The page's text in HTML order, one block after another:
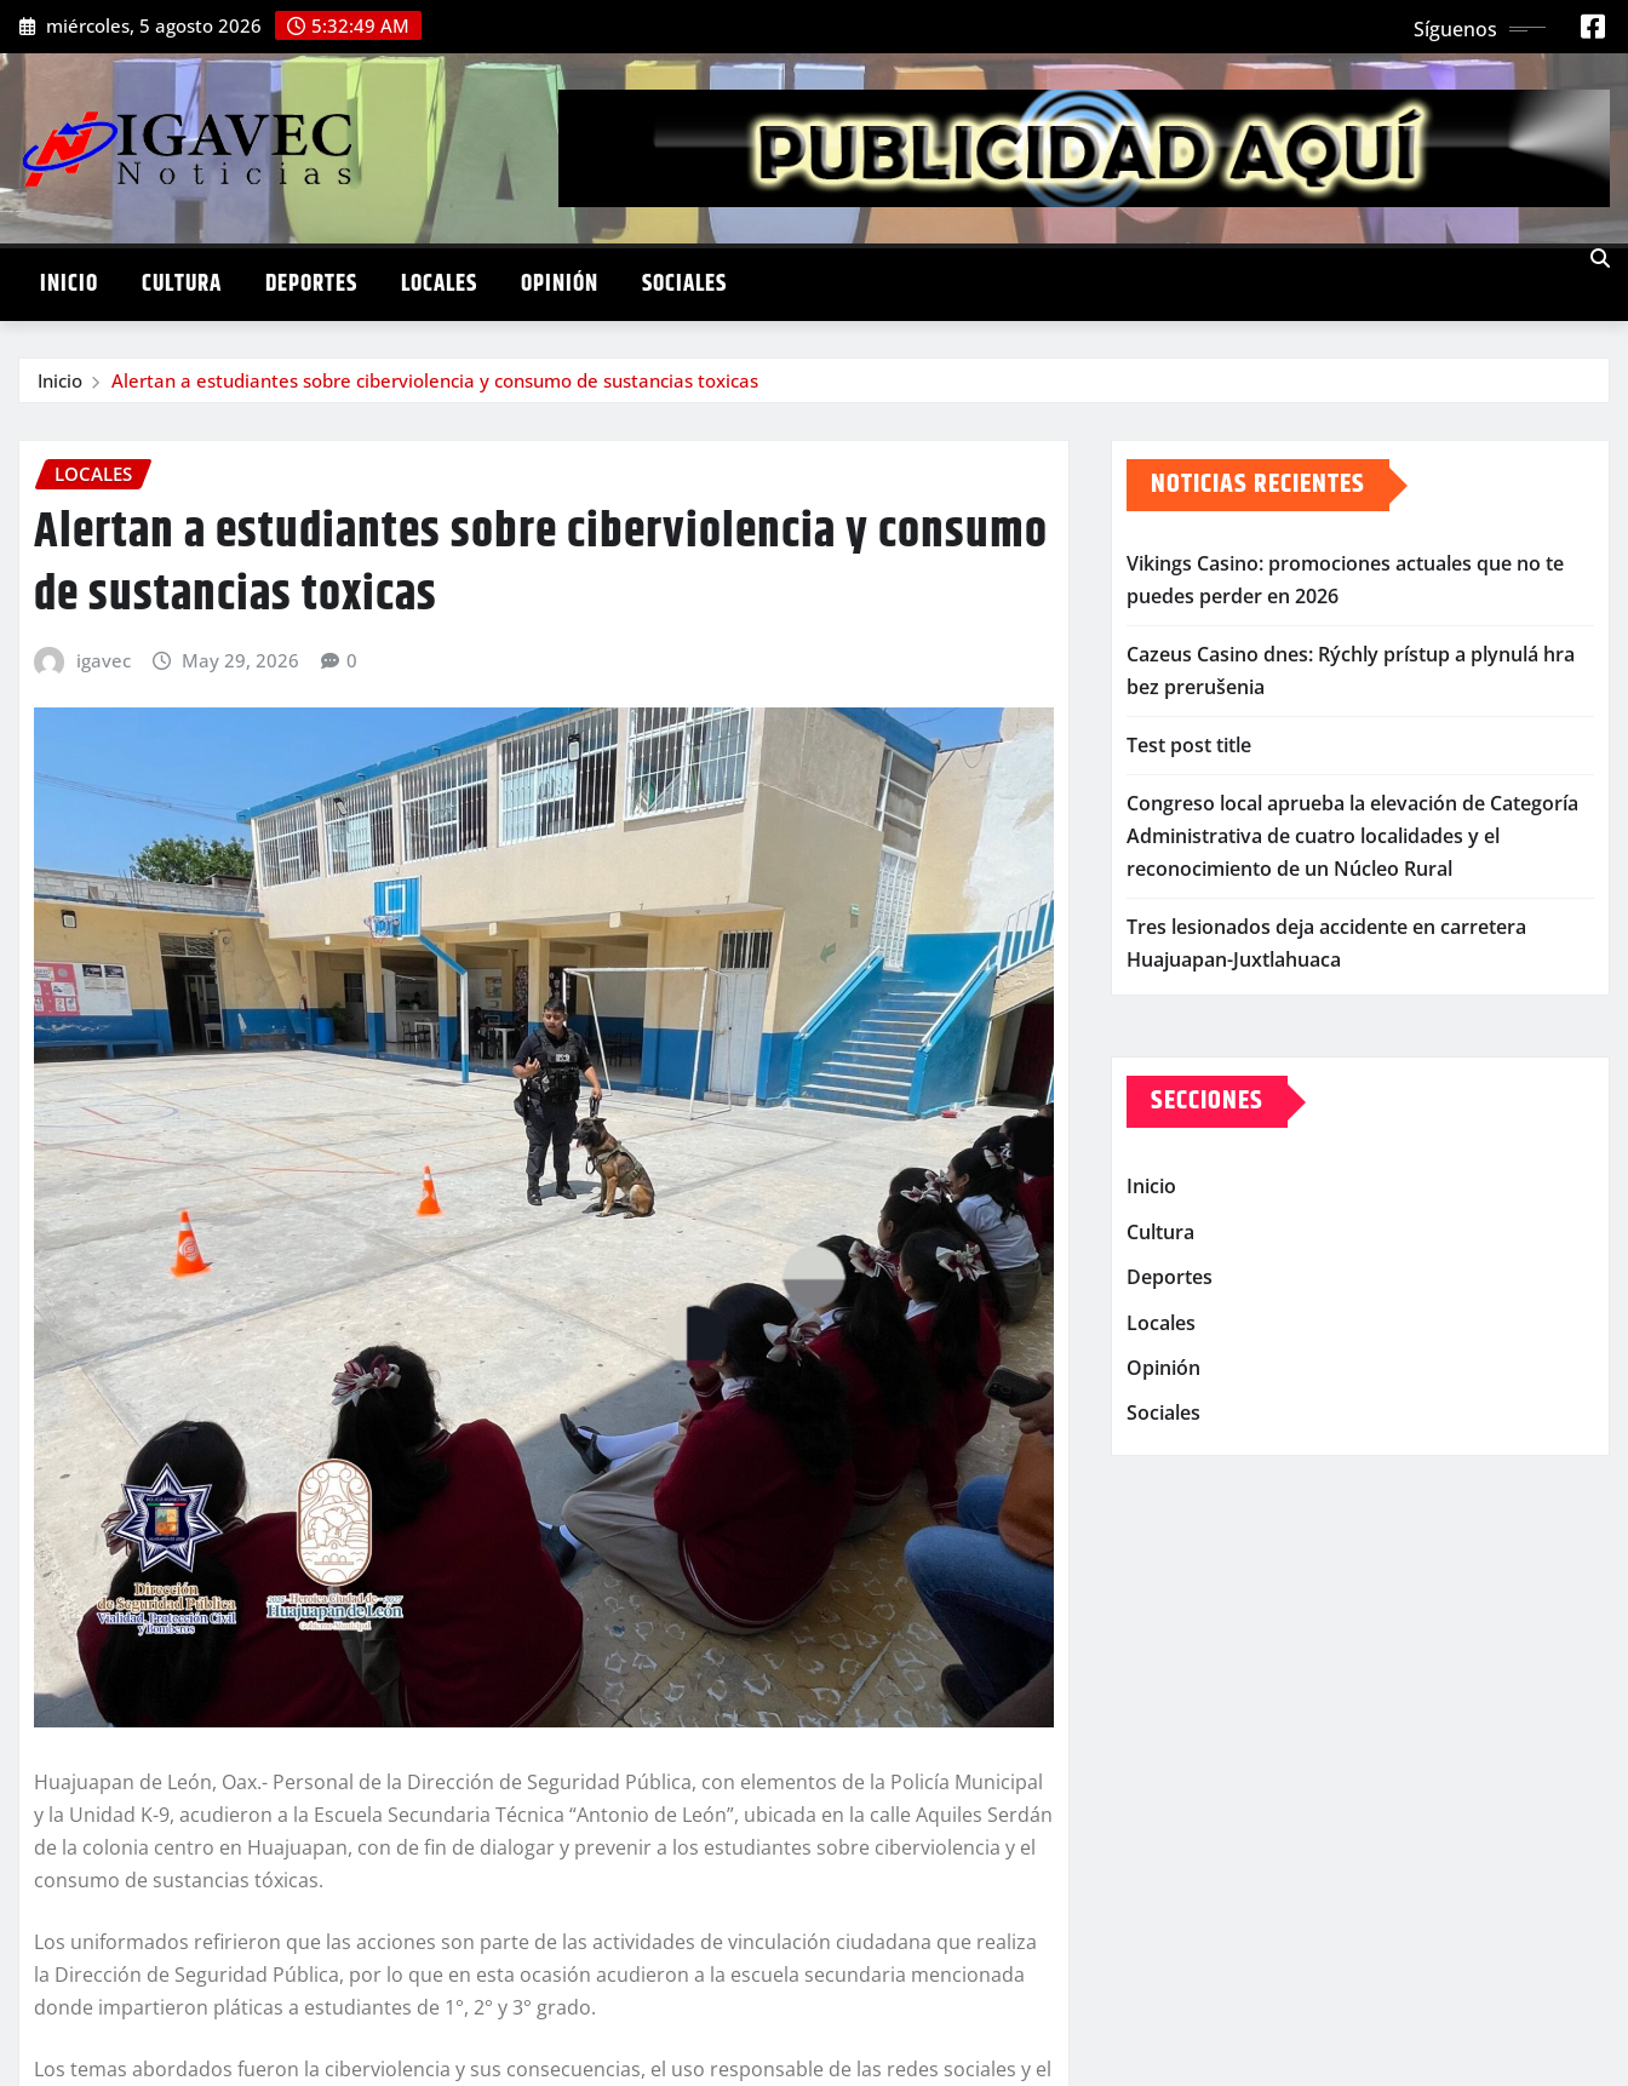
Saltar
al
contenido
miércoles, 5 agosto 2026 5:32:50 AM Síguenos
INICIO CULTURA DEPORTES LOCALES OPINIÓN SOCIALES
Inicio Alertan a estudiantes sobre ciberviolencia y consumo de sustancias toxicas
LOCALES
Alertan a estudiantes sobre ciberviolencia y consumo
de sustancias toxicas
igavec May 29, 2026 0
Huajuapan de León, Oax.- Personal de la Dirección de Seguridad Pública, con elementos de la Policía Municipal
y la Unidad K-9, acudieron a la Escuela Secundaria Técnica “Antonio de León”, ubicada en la calle Aquiles Serdán
de la colonia centro en Huajuapan, con de fin de dialogar y prevenir a los estudiantes sobre ciberviolencia y el
consumo de sustancias tóxicas.
Los uniformados refirieron que las acciones son parte de las actividades de vinculación ciudadana que realiza
la Dirección de Seguridad Pública, por lo que en esta ocasión acudieron a la escuela secundaria mencionada
donde impartieron pláticas a estudiantes de 1°, 2° y 3° grado.
Los temas abordados fueron la ciberviolencia y sus consecuencias, el uso responsable de las redes sociales y el
NOTICIAS RECIENTES
Vikings Casino: promociones actuales que no te
puedes perder en 2026
Cazeus Casino dnes: Rýchly prístup a plynulá hra
bez prerušenia
Test post title
Congreso local aprueba la elevación de Categoría
Administrativa de cuatro localidades y el
reconocimiento de un Núcleo Rural
Tres lesionados deja accidente en carretera
Huajuapan-Juxtlahuaca
SECCIONES
Inicio
Cultura
Deportes
Locales
Opinión
Sociales